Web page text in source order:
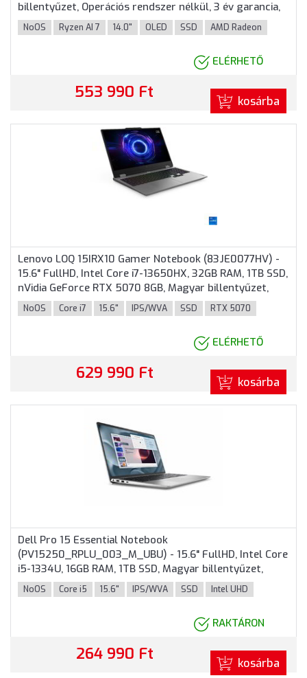
billentyűzet, Operációs rendszer nélkül, 3 év garancia,
Szürke színben
NoOS Ryzen AI 7 14.0" OLED SSD AMD Radeon
ELÉRHETŐ
553 990 Ft kosárba
Lenovo LOQ 15IRX10 Gamer Notebook (83JE0077HV) -
15.6" FullHD, Intel Core i7-13650HX, 32GB RAM, 1TB SSD,
nVidia GeForce RTX 5070 8GB, Magyar billentyűzet,
Operációs rendszer nélkül, 3 év garancia, Szürke
színben
NoOS Core i7 15.6" IPS/WVA SSD RTX 5070
ELÉRHETŐ
629 990 Ft kosárba
Dell Pro 15 Essential Notebook
(PV15250_RPLU_003_M_UBU) - 15.6" FullHD, Intel Core
i5-1334U, 16GB RAM, 1TB SSD, Magyar billentyűzet,
Operációs rendszer nélkül, 3 év garancia, Platinaezüst
színben
NoOS Core i5 15.6" IPS/WVA SSD Intel UHD
RAKTÁRON
264 990 Ft kosárba